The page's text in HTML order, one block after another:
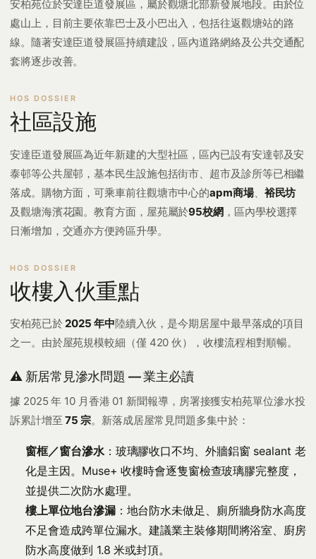
安柏苑位於安達臣道發展區，屬於觀塘北部新發展地段。由於位
處山上，目前主要依靠巴士及小巴出入，包括往返觀塘站的路
線。隨著安達臣道發展區持續建設，區內道路網絡及公共交通配
套將逐步改善。
社區設施
安達臣道發展區為近年新建的大型社區，區內已設有安達邨及安
泰邨等公共屋邨，基本民生設施包括街市、超市及診所等已相繼
落成。購物方面，可乘車前往觀塘市中心的apm商場、 裕民坊
及觀塘海濱花園。教育方面，屋苑屬於95校網 ，區內學校選擇
日漸增加，交通亦方便跨區升學。
收樓入伙重點
安柏苑已於2025 年中陸續入伙，是今期居屋中最早落成的項目
之一。由於屋苑規模較細（僅 420 伙），收樓流程相對順暢。
⚠️ 新居常見滲水問題 — 業主必讀
據 2025 年 10 月香港 01 新聞報導，房署接獲安柏苑單位滲水投
訴累計增至75 宗。新落成居屋常見問題多集中於：
窗框／窗台滲水：玻璃膠收口不均、外牆鋁窗 sealant 老
化是主因。Muse+ 收樓時會逐隻窗檢查玻璃膠完整度，
並提供二次防水處理。
樓上單位地台滲漏：地台防水未做足、廁所牆身防水高度
不足會造成跨單位漏水。建議業主裝修期間將浴室、廚房
防水高度做到 1.8 米或封頂。